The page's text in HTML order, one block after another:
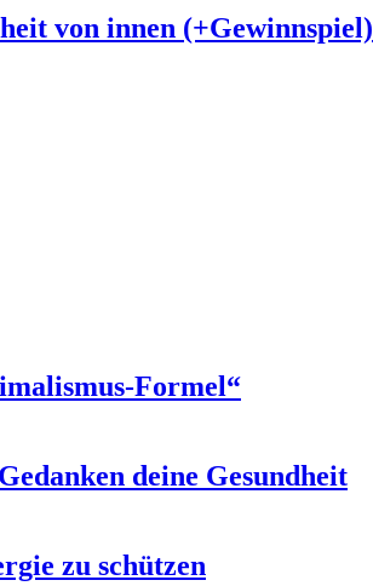
von innen (+Gewinnspiel)
Formel“
deine Gesundheit
zu schützen